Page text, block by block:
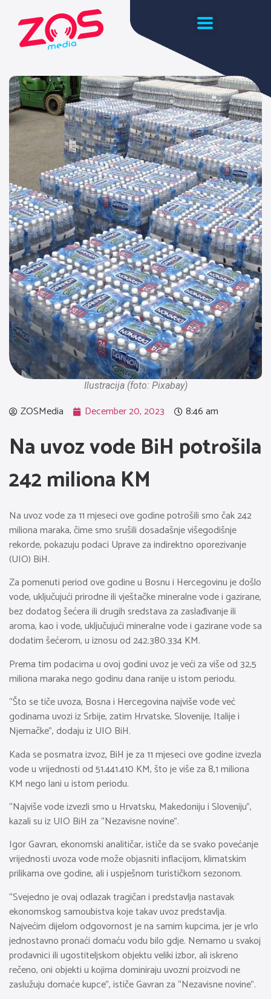
Ilustracija (foto: Pixabay)
ZOSMedia December 20, 2023 8:46 am
Na uvoz vode BiH potrošila
242 miliona KM
Na uvoz vode za 11 mjeseci ove godine potrošili smo čak 242
miliona maraka, čime smo srušili dosadašnje višegodišnje
rekorde, pokazuju podaci Uprave za indirektno oporezivanje
(UIO) BiH.
Za pomenuti period ove godine u Bosnu i Hercegovinu je došlo
vode, uključujući prirodne ili vještačke mineralne vode i gazirane,
bez dodatog šećera ili drugih sredstava za zaslađivanje ili
aroma, kao i vode, uključujući mineralne vode i gazirane vode sa
dodatim šećerom, u iznosu od 242.380.334 KM.
Prema tim podacima u ovoj godini uvoz je veći za više od 32,5
miliona maraka nego godinu dana ranije u istom periodu.
“Što se tiče uvoza, Bosna i Hercegovina najviše vode već
godinama uvozi iz Srbije, zatim Hrvatske, Slovenije, Italije i
Njemačke”, dodaju iz UIO BiH.
Kada se posmatra izvoz, BiH je za 11 mjeseci ove godine izvezla
vode u vrijednosti od 51.441.410 KM, što je više za 8,1 miliona
KM nego lani u istom periodu.
“Najviše vode izvezli smo u Hrvatsku, Makedoniju i Sloveniju”,
kazali su iz UIO BiH za “Nezavisne novine”.
Igor Gavran, ekonomski analitičar, ističe da se svako povećanje
vrijednosti uvoza vode može objasniti inflacijom, klimatskim
prilikama ove godine, ali i uspješnom turističkom sezonom.
“Svejedno je ovaj odlazak tragičan i predstavlja nastavak
ekonomskog samoubistva koje takav uvoz predstavlja.
Najvećim dijelom odgovornost je na samim kupcima, jer je vrlo
jednostavno pronaći domaću vodu bilo gdje. Nemamo u svakoj
prodavnici ili ugostiteljskom objektu veliki izbor, ali iskreno
rečeno, oni objekti u kojima dominiraju uvozni proizvodi ne
zaslužuju domaće kupce”, ističe Gavran za “Nezavisne novine”.